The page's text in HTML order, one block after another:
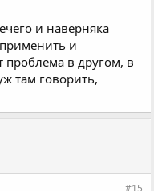
и наверняка
и
в другом, в
там говорить,
#15